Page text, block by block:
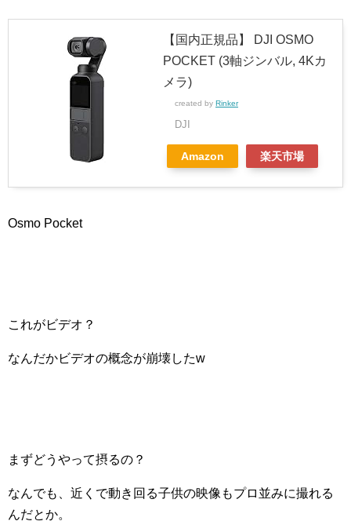
【国内正規品】 DJI OSMO
POCKET (3軸ジンバル, 4Kカ
メラ)
created by Rinker
DJI
Amazon 楽天市場
Osmo Pocket
これがビデオ？
なんだかビデオの概念が崩壊したw
まずどうやって摂るの？
なんでも、近くで動き回る子供の映像もプロ並みに撮れる
んだとか。